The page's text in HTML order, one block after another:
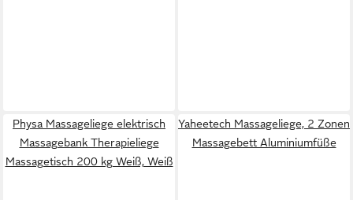
Physa Massageliege elektrisch
Massagebank Therapieliege
Massagetisch 200 kg Weiß, Weiß
Yaheetech Massageliege, 2 Zonen
Massagebett Aluminiumfüße